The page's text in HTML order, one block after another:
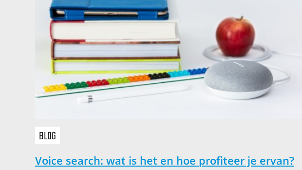
BLOG
Voice search: wat is het en hoe profiteer je ervan?